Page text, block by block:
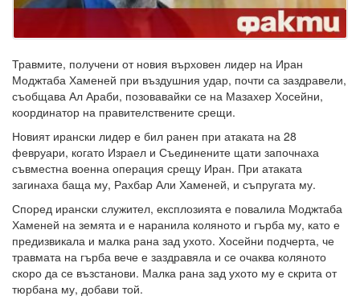
Травмите, получени от новия върховен лидер на Иран
Моджтаба Хаменей при въздушния удар, почти са заздравели,
съобщава Ал Араби, позовавайки се на Мазахер Хосейни,
координатор на правителствените срещи.
Новият ирански лидер е бил ранен при атаката на 28
февруари, когато Израел и Съединените щати започнаха
съвместна военна операция срещу Иран. При атаката
загинаха баща му, Рахбар Али Хаменей, и съпругата му.
Според ирански служител, експлозията е повалила Моджтаба
Хаменей на земята и е наранила коляното и гърба му, като е
предизвикала и малка рана зад ухото. Хосейни подчерта, че
травмата на гърба вече е заздравяла и се очаква коляното
скоро да се възстанови. Малка рана зад ухото му е скрита от
тюрбана му, добави той.